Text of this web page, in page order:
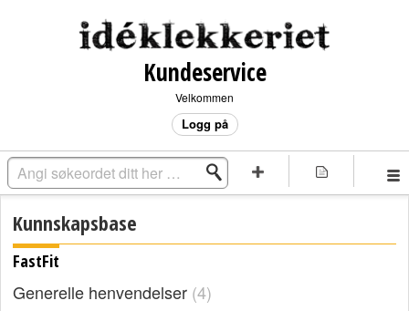
Kundeservice
Velkommen
Logg på
Kunnskapsbase
FastFit
Generelle henvendelser 4